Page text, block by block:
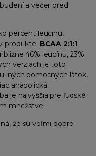
a večer pred
percent leucínu,
produkte. BCAA 2:1:1
46% leucínu, 23%
verziách je toto
iných pomocných látok,
anabolická
je najvyššia pre ľudské
množstve.
že sú veľmi dobre